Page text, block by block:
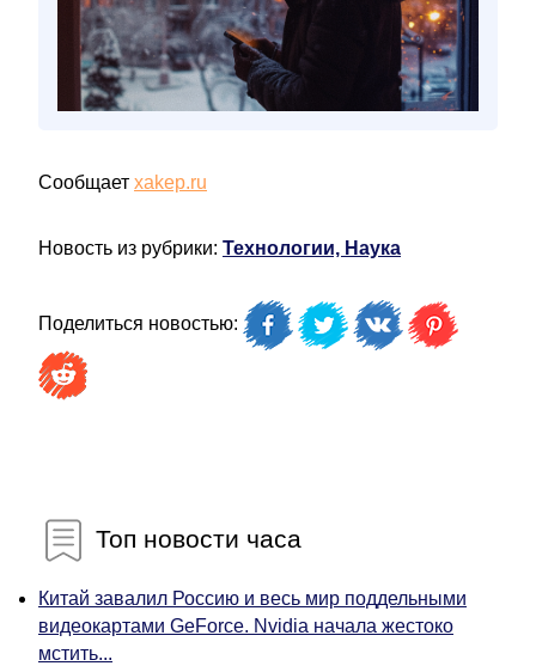
Сообщает xakep.ru
Новость из рубрики: Технологии, Наука
Поделиться новостью:
Топ новости часа
Китай завалил Россию и весь мир поддельными
видеокартами GeForce. Nvidia начала жестоко
мстить...